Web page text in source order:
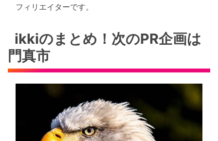
フィリエイターです。
ikkiのまとめ！次のPR企画は
門真市